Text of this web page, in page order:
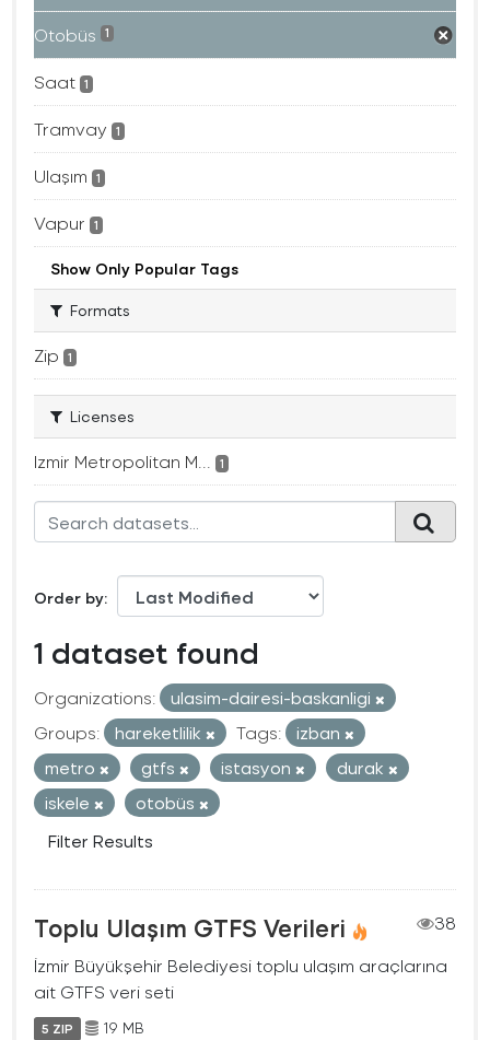
Otobüs 1
Saat 1
Tramvay 1
Ulaşım 1
Vapur 1
Show Only Popular Tags
Formats
Zip 1
Licenses
Izmir Metropolitan M... 1
Order by
1 dataset found
Organizations:
ulasim-dairesi-baskanligi
Groups:
hareketlilik Tags:
izban
metro
gtfs istasyon
durak
iskele
otobüs
Filter Results
Toplu Ulaşım GTFS Verileri
38
İzmir Büyükşehir Belediyesi toplu ulaşım araçlarına
ait GTFS veri seti
5 ZIP 19 MB